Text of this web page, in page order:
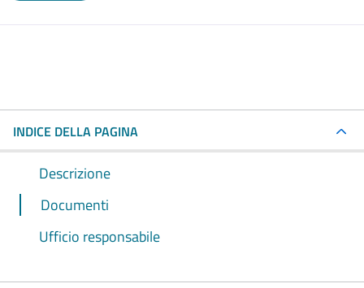
INDICE DELLA PAGINA
Descrizione
Documenti
Ufficio responsabile